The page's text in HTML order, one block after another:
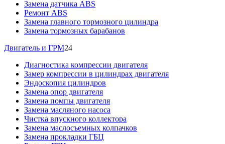
Замена датчика ABS
Ремонт ABS
Замена главного тормозного цилиндра
Замена тормозных барабанов
Двигатель и ГРМ24
Диагностика компрессии двигателя
Замер компрессии в цилиндрах двигателя
Эндоскопия цилиндров
Замена опор двигателя
Замена помпы двигателя
Замена масляного насоса
Чистка впускного коллектора
Замена маслосъемных колпачков
Замена прокладки ГБЦ